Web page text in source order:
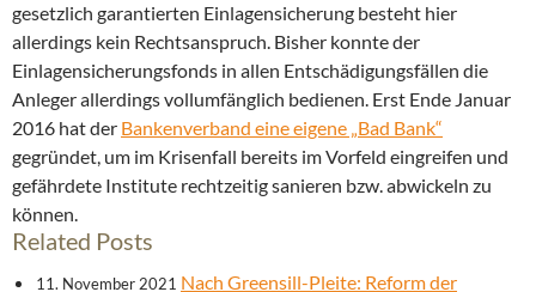
gesetzlich garantierten Einlagensicherung besteht hier
allerdings kein Rechtsanspruch. Bisher konnte der
Einlagensicherungsfonds in allen Entschädigungsfällen die
Anleger allerdings vollumfänglich bedienen. Erst Ende Januar
2016 hat der Bankenverband eine eigene „Bad Bank“
gegründet, um im Krisenfall bereits im Vorfeld eingreifen und
gefährdete Institute rechtzeitig sanieren bzw. abwickeln zu
können.
Related Posts
11. November 2021 Nach Greensill-Pleite: Reform der